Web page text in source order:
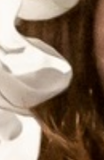
Coutet
plus de 400
Cette
jamais été
classifiée à